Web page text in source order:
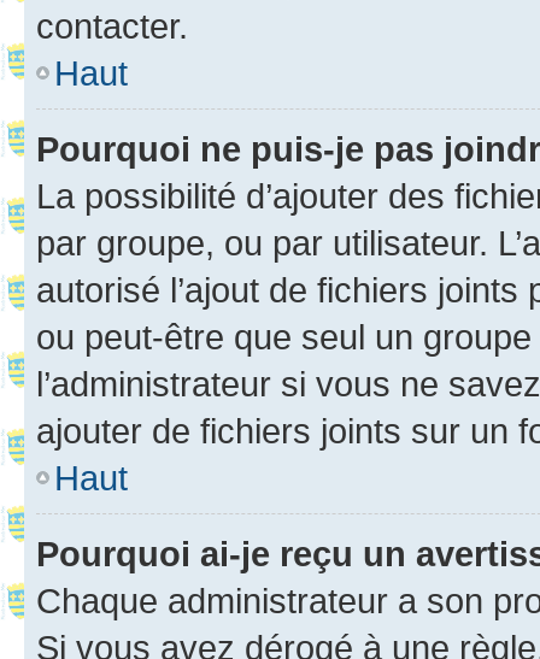
contacter.
Haut
Pourquoi ne puis-je pas
La possibilité d’ajouter des
par groupe, ou par utilisateur.
autorisé l’ajout de fichiers
ou peut-être que seul un
l’administrateur si vous ne
ajouter de fichiers joints sur un
Haut
Pourquoi ai-je reçu un
Chaque administrateur a son
Si vous avez dérogé à une